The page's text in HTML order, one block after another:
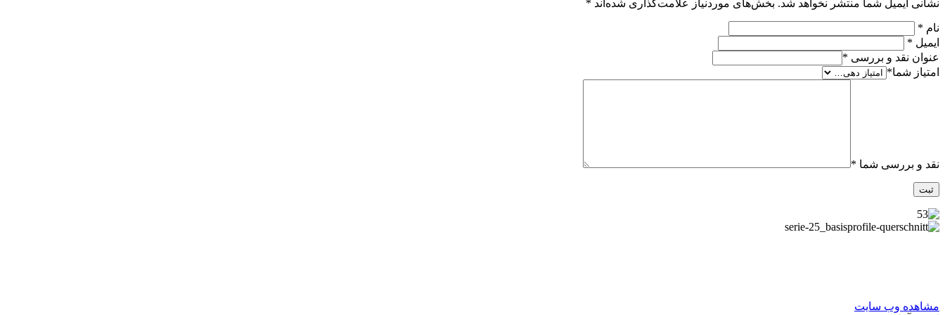
نشانی ایمیل شما منتشر نخواهد شد. بخش‌های موردنیاز علامت‌گذاری شده‌اند *
نام *
ایمیل *
عنوان نقد و بررسی *
امتیاز شما*
نقد و بررسی شما *
مشاهده وب سایت